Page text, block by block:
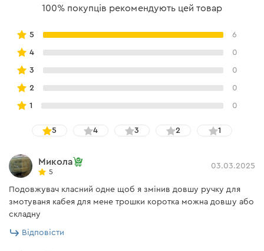
рівномірно змотувати кабель;
металева основа забезпечує жорсткість
конструкції.
Безпека
Котушка оснащена захистом від перевантаження та
термозапобіжником. При підключенні приладів
потрібно розмотати кабель. Максимальне
100% покупців рекомендують цей товар
5 6
4 0
3 0
2 0
1 0
5 4 3 2 1
Микола
5
03.03.2025
Подовжувач класний одне щоб я змінив довшу ручку для
змотуваня кабея для мене трошки коротка можна довшу або
складну
Відповісти